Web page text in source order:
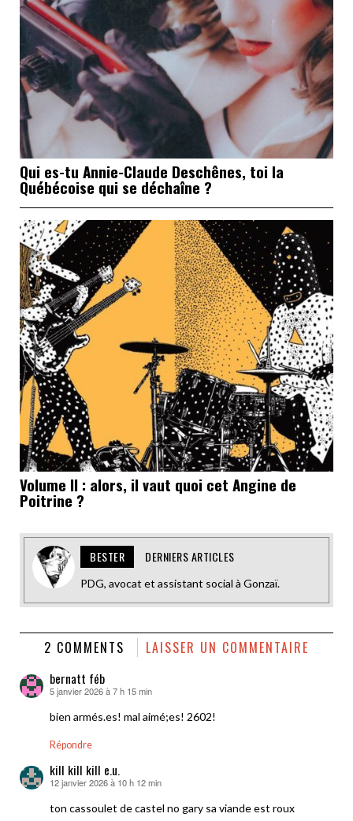
Qui es-tu Annie-Claude Deschênes, toi la
Québécoise qui se déchaîne ?
Volume II : alors, il vaut quoi cet Angine de
Poitrine ?
BESTER DERNIERS ARTICLES
PDG, avocat et assistant social à Gonzaï.
2 COMMENTS LAISSER UN COMMENTAIRE
bernatt féb
dit :
5 janvier 2026 à 7 h 15 min
bien armés.es! mal aimé;es! 2602!
Répondre
kill kill kill e.u.
dit :
12 janvier 2026 à 10 h 12 min
ton cassoulet de castel no gary sa viande est roux